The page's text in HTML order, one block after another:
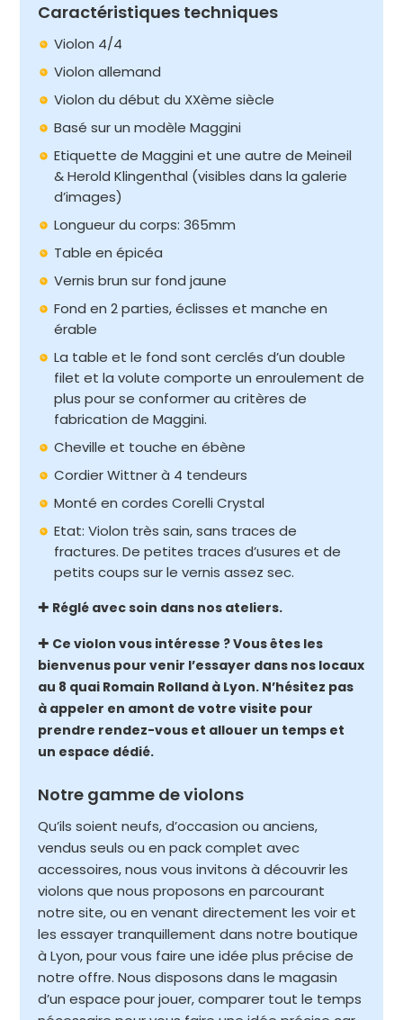
Caractéristiques techniques
Violon 4/4
Violon allemand
Violon du début du XXème siècle
Basé sur un modèle Maggini
Etiquette de Maggini et une autre de Meineil
& Herold Klingenthal (visibles dans la galerie
d’images)
Longueur du corps: 365mm
Table en épicéa
Vernis brun sur fond jaune
Fond en 2 parties, éclisses et manche en
érable
La table et le fond sont cerclés d’un double
filet et la volute comporte un enroulement de
plus pour se conformer au critères de
fabrication de Maggini.
Cheville et touche en ébène
Cordier Wittner à 4 tendeurs
Monté en cordes Corelli Crystal
Etat: Violon très sain, sans traces de
fractures. De petites traces d’usures et de
petits coups sur le vernis assez sec.
✚ Réglé avec soin dans nos ateliers.
✚ Ce violon vous intéresse ? Vous êtes les
bienvenus pour venir l’essayer dans nos locaux
au 8 quai Romain Rolland à Lyon. N’hésitez pas
à appeler en amont de votre visite pour
prendre rendez-vous et allouer un temps et
un espace dédié.
Notre gamme de violons
Qu’ils soient neufs, d’occasion ou anciens,
vendus seuls ou en pack complet avec
accessoires, nous vous invitons à découvrir les
violons que nous proposons en parcourant
notre site, ou en venant directement les voir et
les essayer tranquillement dans notre boutique
à Lyon, pour vous faire une idée plus précise de
notre offre. Nous disposons dans le magasin
d’un espace pour jouer, comparer tout le temps